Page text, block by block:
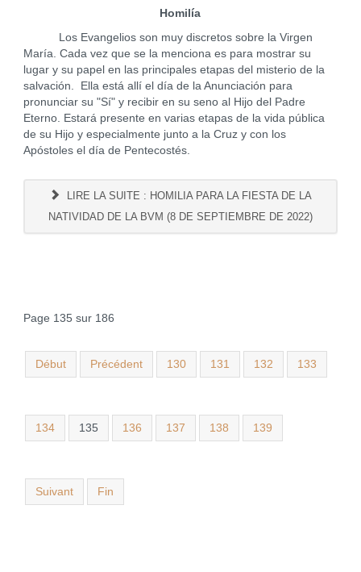
Homilía
Los Evangelios son muy discretos sobre la Virgen
María. Cada vez que se la menciona es para mostrar su
lugar y su papel en las principales etapas del misterio de la
salvación. Ella está allí el día de la Anunciación para
pronunciar su "Sí" y recibir en su seno al Hijo del Padre
Eterno. Estará presente en varias etapas de la vida pública
de su Hijo y especialmente junto a la Cruz y con los
Apóstoles el día de Pentecostés.
LIRE LA SUITE : HOMILIA PARA LA FIESTA DE LA
NATIVIDAD DE LA BVM (8 DE SEPTIEMBRE DE 2022)
Page 135 sur 186
Début Précédent 130 131 132 133
134 135 136 137 138 139
Suivant Fin